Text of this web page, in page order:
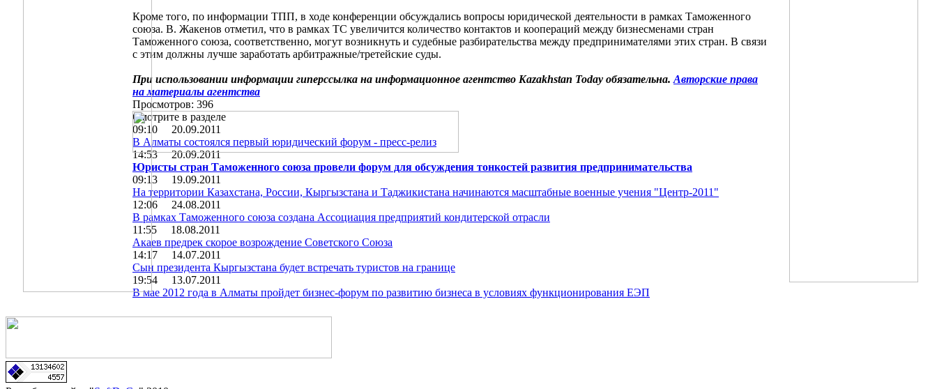
Кроме того, по информации ТПП, в ходе конференции обсуждались вопросы юридической деятельности в рамках Таможенного
союза. В. Жакенов отметил, что в рамках ТС увеличится количество контактов и коопераций между бизнесменами стран
Таможенного союза, соответственно, могут возникнуть и судебные разбирательства между предпринимателями этих стран. В связи
с этим должны лучше заработать арбитражные/третейские суды.
При использовании информации гиперссылка на информационное агентство Kazakhstan Today обязательна. Авторские права
на материалы агентства
Просмотров: 396
Смотрите в разделе
09:10 20.09.2011
В Алматы состоялся первый юридический форум - пресс-релиз
14:53 20.09.2011
Юристы стран Таможенного союза провели форум для обсуждения тонкостей развития предпринимательства
09:13 19.09.2011
На территории Казахстана, России, Кыргызстана и Таджикистана начинаются масштабные военные учения "Центр-2011"
12:06 24.08.2011
В рамках Таможенного союза создана Ассоциация предприятий кондитерской отрасли
11:55 18.08.2011
Акаев предрек скорое возрождение Советского Союза
14:17 14.07.2011
Сын президента Кыргызстана будет встречать туристов на границе
19:54 13.07.2011
В мае 2012 года в Алматы пройдет бизнес-форум по развитию бизнеса в условиях функционирования ЕЭП